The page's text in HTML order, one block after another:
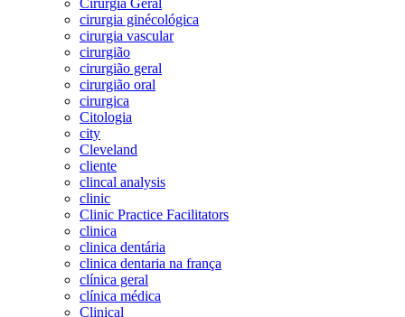
cirurgia ginécológica
cirurgia vascular
cirurgião
cirurgião geral
cirurgião oral
cirurgica
Citologia
city
Cleveland
cliente
clincal analysis
clinic
Clinic Practice Facilitators
clinica
clinica dentária
clinica dentaria na frança
clínica geral
clínica médica
Clinical